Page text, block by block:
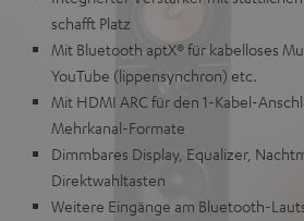
schafft Platz
Mit Bluetooth aptX® für kabelloses
YouTube (lippensynchron) etc.
Mit HDMI ARC für den 1-Kabel-
Mehrkanal-Formate
Dimmbares Display, Equalizer,
Direktwahltasten
Weitere Eingänge am Bluetooth-